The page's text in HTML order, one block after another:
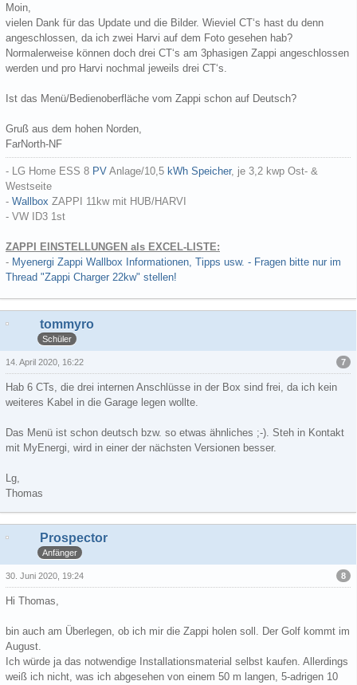
Moin,
vielen Dank für das Update und die Bilder. Wieviel CT‘s hast du denn
angeschlossen, da ich zwei Harvi auf dem Foto gesehen hab?
Normalerweise können doch drei CT‘s am 3phasigen Zappi angeschlossen
werden und pro Harvi nochmal jeweils drei CT‘s.
Ist das Menü/Bedienoberfläche vom Zappi schon auf Deutsch?
Gruß aus dem hohen Norden,
FarNorth-NF
- LG Home ESS 8 PV Anlage/10,5 kWh Speicher, je 3,2 kwp Ost- &
Westseite
- Wallbox ZAPPI 11kw mit HUB/HARVI
- VW ID3 1st
ZAPPI EINSTELLUNGEN als EXCEL-LISTE:
- Myenergi Zappi Wallbox Informationen, Tipps usw. - Fragen bitte nur im
Thread "Zappi Charger 22kw" stellen!
tommyro
Schüler
7
14. April 2020, 16:22
Hab 6 CTs, die drei internen Anschlüsse in der Box sind frei, da ich kein
weiteres Kabel in die Garage legen wollte.
Das Menü ist schon deutsch bzw. so etwas ähnliches ;-). Steh in Kontakt
mit MyEnergi, wird in einer der nächsten Versionen besser.
Lg,
Thomas
Prospector
Anfänger
8
30. Juni 2020, 19:24
Hi Thomas,
bin auch am Überlegen, ob ich mir die Zappi holen soll. Der Golf kommt im
August.
Ich würde ja das notwendige Installationsmaterial selbst kaufen. Allerdings
weiß ich nicht, was ich abgesehen von einem 50 m langen, 5-adrigen 10